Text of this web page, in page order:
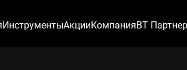
ИнструментыАкцииКомпанияВТ